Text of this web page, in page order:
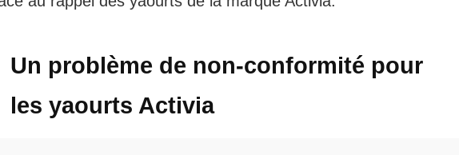
Un problème de non-conformité pour
les yaourts Activia